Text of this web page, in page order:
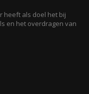
heeft als doel het bij
en het overdragen van